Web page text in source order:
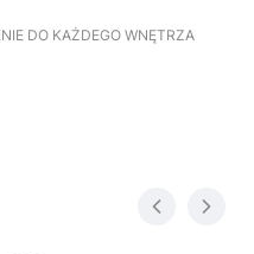
DO KAŻDEGO WNĘTRZA